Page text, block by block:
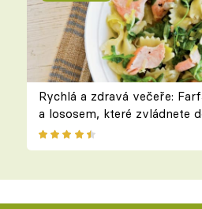
Rychlá a zdravá večeře:
a lososem, které zvládnete